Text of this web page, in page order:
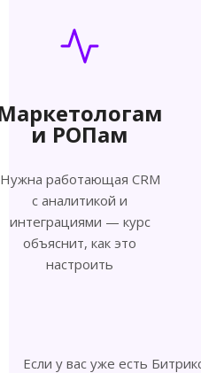
и РОПам
Нужна работающая CRM
с аналитикой и
интеграциями — курс
объяснит, как это
настроить
Если у вас уже есть